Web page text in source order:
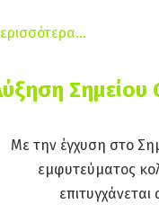
Σημείου
Με την έγχυση στο
εμφυτεύματος